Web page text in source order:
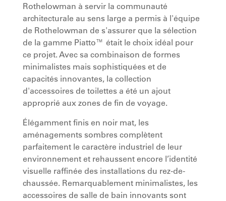
Rothelowman à servir la communauté
architecturale au sens large a permis à l'équipe
de Rothelowman de s'assurer que la sélection
de la gamme Piatto™ était le choix idéal pour
ce projet. Avec sa combinaison de formes
minimalistes mais sophistiquées et de
capacités innovantes, la collection
d'accessoires de toilettes a été un ajout
approprié aux zones de fin de voyage.
Élégamment finis en noir mat, les
aménagements sombres complètent
parfaitement le caractère industriel de leur
environnement et rehaussent encore l’identité
visuelle raffinée des installations du rez-de-
chaussée. Remarquablement minimalistes, les
accessoires de salle de bain innovants sont